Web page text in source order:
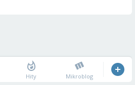
Hity Mikroblog